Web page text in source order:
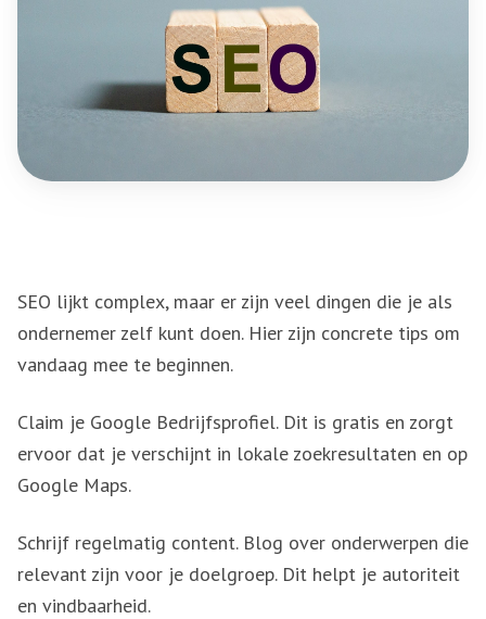
SEO lijkt complex, maar er zijn veel dingen die je als
ondernemer zelf kunt doen. Hier zijn concrete tips om
vandaag mee te beginnen.
Claim je Google Bedrijfsprofiel. Dit is gratis en zorgt
ervoor dat je verschijnt in lokale zoekresultaten en op
Google Maps.
Schrijf regelmatig content. Blog over onderwerpen die
relevant zijn voor je doelgroep. Dit helpt je autoriteit
en vindbaarheid.